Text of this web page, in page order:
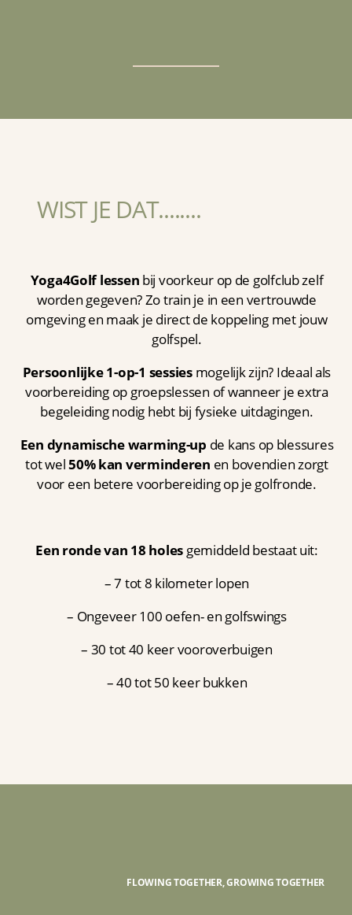
WIST JE DAT........
Yoga4Golf lessen bij voorkeur op de golfclub zelf
worden gegeven? Zo train je in een vertrouwde
omgeving en maak je direct de koppeling met jouw
golfspel.
Persoonlijke 1-op-1 sessiesmogelijk zijn? Ideaal als
voorbereiding op groepslessen of wanneer je extra
begeleiding nodig hebt bij fysieke uitdagingen.
Een dynamische warming-up de kans op blessures
tot wel50% kan verminderen en bovendien zorgt
voor een betere voorbereiding op je golfronde.
Een ronde van 18 holes gemiddeld bestaat uit:
– 7 tot 8 kilometer lopen
– Ongeveer 100 oefen- en golfswings
– 30 tot 40 keer vooroverbuigen
– 40 tot 50 keer bukken
FLOWING TOGETHER, GROWING TOGETHER